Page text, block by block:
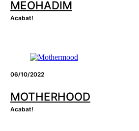
MEOHADIM
Acabat!
06/10/2022
MOTHERHOOD
Acabat!